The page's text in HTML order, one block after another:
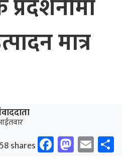
मात्र
shares Facebook
Email